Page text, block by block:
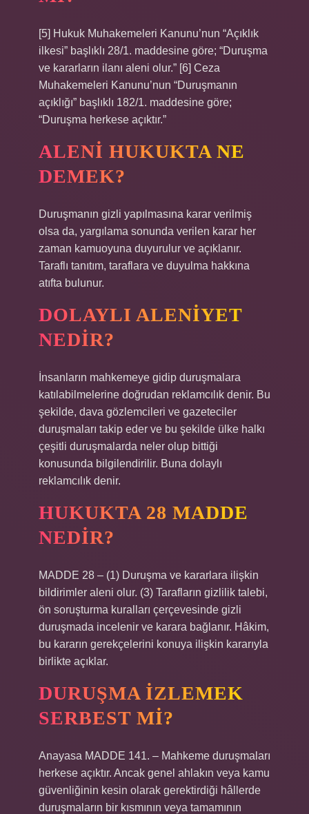
[5] Hukuk Muhakemeleri Kanunu’nun “Açıklık
ilkesi” başlıklı 28/1. maddesine göre; “Duruşma
ve kararların ilanı aleni olur.” [6] Ceza
Muhakemeleri Kanunu’nun “Duruşmanın
açıklığı” başlıklı 182/1. maddesine göre;
“Duruşma herkese açıktır.”
ALENI HUKUKTA NE
DEMEK?
Duruşmanın gizli yapılmasına karar verilmiş
olsa da, yargılama sonunda verilen karar her
zaman kamuoyuna duyurulur ve açıklanır.
Taraflı tanıtım, taraflara ve duyulma hakkına
atıfta bulunur.
DOLAYLI ALENIYET
NEDIR?
İnsanların mahkemeye gidip duruşmalara
katılabilmelerine doğrudan reklamcılık denir. Bu
şekilde, dava gözlemcileri ve gazeteciler
duruşmaları takip eder ve bu şekilde ülke halkı
çeşitli duruşmalarda neler olup bittiği
konusunda bilgilendirilir. Buna dolaylı
reklamcılık denir.
HUKUKTA 28 MADDE
NEDIR?
MADDE 28 – (1) Duruşma ve kararlara ilişkin
bildirimler aleni olur. (3) Tarafların gizlilik talebi,
ön soruşturma kuralları çerçevesinde gizli
duruşmada incelenir ve karara bağlanır. Hâkim,
bu kararın gerekçelerini konuya ilişkin kararıyla
birlikte açıklar.
DURUŞMA IZLEMEK
SERBEST MI?
Anayasa MADDE 141. – Mahkeme duruşmaları
herkese açıktır. Ancak genel ahlakın veya kamu
güvenliğinin kesin olarak gerektirdiği hâllerde
duruşmaların bir kısmının veya tamamının